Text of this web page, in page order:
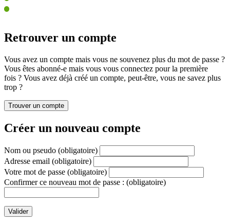
Retrouver un compte
Vous avez un compte mais vous ne souvenez plus du mot de passe ?
Vous êtes abonné-e mais vous vous connectez pour la première
fois ? Vous avez déjà créé un compte, peut-être, vous ne savez plus
trop ?
Créer un nouveau compte
Nom ou pseudo (obligatoire)
Adresse email (obligatoire)
Votre mot de passe (obligatoire)
Confirmer ce nouveau mot de passe : (obligatoire)